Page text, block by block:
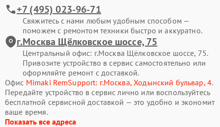
+7 (495) 023-96-71
Свяжитесь с нами любым удобным способом —
поможем с ремонтом техники быстро и аккуратно.
г.Москва Щёлковское шоссе, 75
Центральный офис: г.Москва Щёлковское шоссе, 75.
Привозите устройство в сервис самостоятельно или
оформляйте ремонт с доставкой.
Офис Mimaki RemSupport: г.Москва, Ходынский бульвар, 4.
Передайте устройство в сервис лично или воспользуйтесь
бесплатной сервисной доставкой — это удобно и экономит
ваше время.
Показать все адреса